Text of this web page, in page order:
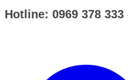
Hotline: 0969 378 333